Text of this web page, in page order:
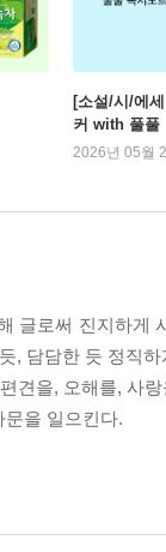
[소설/시/에
커 with 풀풀
2026년 05월
글로써 진지하게
, 담담한 듯 정직
견을, 오해를, 사
을 일으킨다.